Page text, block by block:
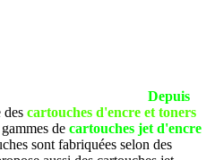
Depuis
des cartouches d'encre et toners
de cartouches jet d'encre
sont fabriquées selon des